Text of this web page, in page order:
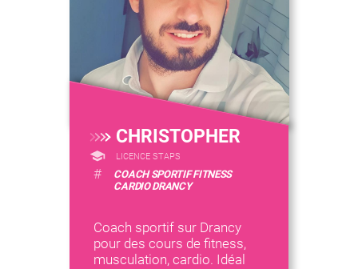
CHRISTOPHER
LICENCE STAPS
#
COACH SPORTIF FITNESS
CARDIO DRANCY
Coach sportif sur Drancy
pour des cours de fitness,
musculation, cardio. Idéal